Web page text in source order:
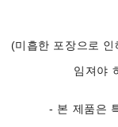
(미흡한 포장으로
임져야
- 본 제품은